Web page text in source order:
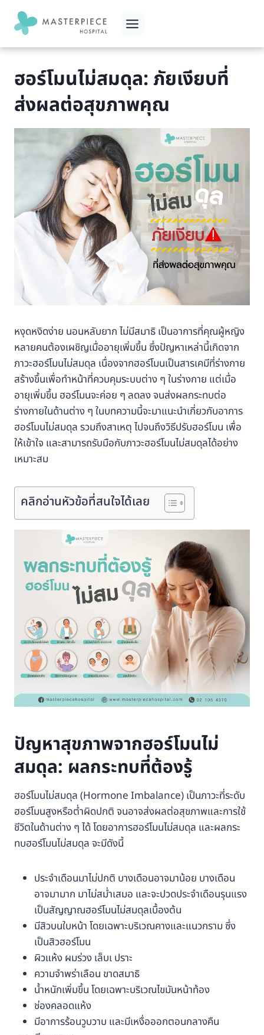
content
ฮอร์โมนไม่สมดุล: ภัยเงียบที่
ส่งผลต่อสุขภาพคุณ
หงุดหงิดง่าย นอนหลับยาก ไม่มีสมาธิ เป็นอาการที่คุณผู้หญิง
หลายคนต้องเผชิญเมื่ออายุเพิ่มขึ้น ซึ่งปัญหาเหล่านี้เกิดจาก
ภาวะฮอร์โมนไม่สมดุล เนื่องจากฮอร์โมนเป็นสารเคมีที่ร่างกาย
สร้างขึ้นเพื่อทำหน้าที่ควบคุมระบบต่าง ๆ ในร่างกาย แต่เมื่อ
อายุเพิ่มขึ้น ฮอร์โมนจะค่อย ๆ ลดลง จนส่งผลกระทบต่อ
ร่างกายในด้านต่าง ๆ ในบทความนี้จะมาแนะนำเกี่ยวกับอาการ
ฮอร์โมนไม่สมดุล รวมถึงสาเหตุ ไปจนถึงวิธีปรับฮอร์โมน เพื่อ
ให้เข้าใจ และสามารถรับมือกับภาวะฮอร์โมนไม่สมดุลได้อย่าง
เหมาะสม
คลิกอ่านหัวข้อที่สนใจได้เลย
ปัญหาสุขภาพจากฮอร์โมนไม่
สมดุล: ผลกระทบที่ต้องรู้
ฮอร์โมนไม่สมดุล (Hormone Imbalance) เป็นภาวะที่ระดับ
ฮอร์โมนสูงหรือต่ำผิดปกติ จนอาจส่งผลต่อสุขภาพและการใช้
ชีวิตในด้านต่าง ๆ ได้ โดยอาการฮอร์โมนไม่สมดุล และผลกระ
ทบฮอร์โมนไม่สมดุล จะมีดังนี้
ประจำเดือนมาไม่ปกติ บางเดือนอาจมาน้อย บางเดือน
อาจมามาก มาไม่สม่ำเสมอ และจะปวดประจำเดือนรุนแรง
เป็นสัญญาณฮอร์โมนไม่สมดุลเบื้องต้น
มีสิวบนใบหน้า โดยเฉพาะบริเวณคางและแนวกราม ซึ่ง
เป็นสิวฮอร์โมน
ผิวแห้ง ผมร่วง เล็บเ ปราะ
ความจำพร่าเลือน ขาดสมาธิ
น้ำหนักเพิ่มขึ้น โดยเฉพาะบริเวณไขมันหน้าท้อง
ช่องคลอดแห้ง
มีอาการร้อนวูบวาบ และมีเหงื่อออกตอนกลางคืน